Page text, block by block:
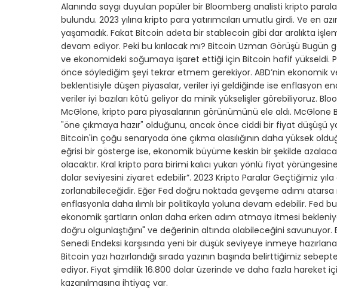
Alanında saygı duyulan popüler bir Bloomberg analisti kripto
bulundu. 2023 yılına kripto para yatırımcıları umutlu girdi. Ve en
yaşamadık. Fakat Bitcoin adeta bir stablecoin gibi dar aralıkta işlem
devam ediyor. Peki bu kırılacak mı? Bitcoin Uzman Görüşü Bugün
ve ekonomideki soğumaya işaret ettiği için Bitcoin hafif yükseldi.
önce söylediğim şeyi tekrar etmem gerekiyor. ABD’nin ekonomik
beklentisiyle düşen piyasalar, veriler iyi geldiğinde ise enflasyon
veriler iyi bazıları kötü geliyor da minik yükselişler görebiliyoruz.
McGlone, kripto para piyasalarının görünümünü ele aldı. McGlone
"öne çıkmaya hazır" olduğunu, ancak önce ciddi bir fiyat düşüşü
Bitcoin'in çoğu senaryoda öne çıkma olasılığının daha yüksek
eğrisi bir gösterge ise, ekonomik büyüme keskin bir şekilde
olacaktır. Kral kripto para birimi kalıcı yukarı yönlü fiyat
dolar seviyesini ziyaret edebilir”. 2023 Kripto Paralar Geçtiğimiz
zorlanabileceğidir. Eğer Fed doğru noktada gevşeme adımı
enflasyonla daha ılımlı bir politikayla yoluna devam edebilir. Fed
ekonomik şartların onları daha erken adım atmaya itmesi
doğru olgunlaştığını" ve değerinin altında olabileceğini savunuyor.
Senedi Endeksi karşısında yeni bir düşük seviyeye inmeye
Bitcoin yazı hazırlandığı sırada yazının başında belirttiğimiz
ediyor. Fiyat şimdilik 16.800 dolar üzerinde ve daha fazla hareket
kazanılmasına ihtiyaç var.